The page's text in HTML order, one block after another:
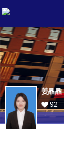
姜晶晶
92